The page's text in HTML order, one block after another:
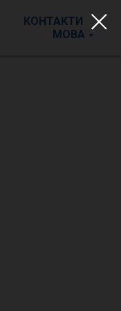
КОНТАКТИ
МОВА